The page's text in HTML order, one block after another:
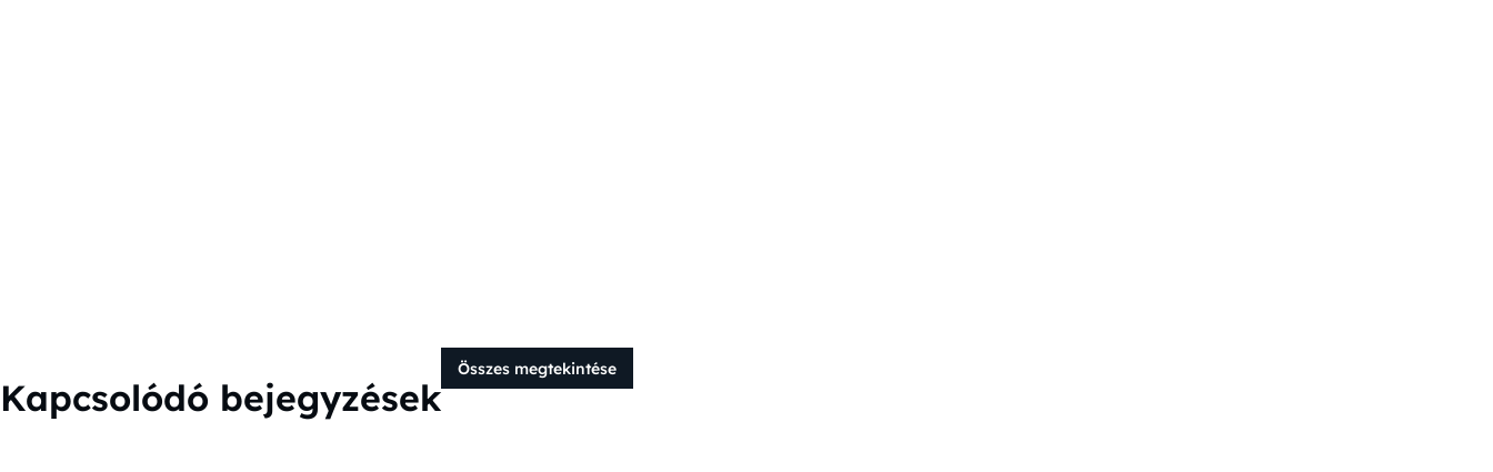
Kapcsolódó bejegyzések
Összes megtekintése